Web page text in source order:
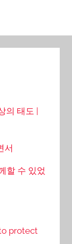
의 태도 |
서
할 수 있었
protect